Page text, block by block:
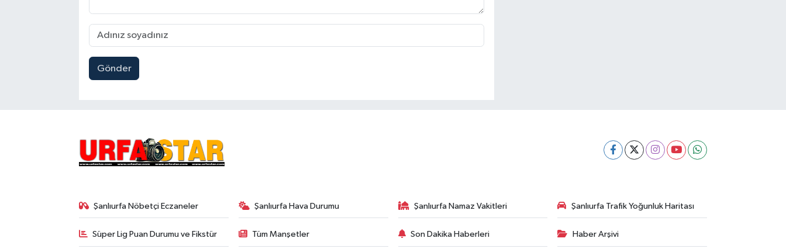
Gönder
Şanlıurfa Nöbetçi Eczaneler Şanlıurfa Hava Durumu Şanlıurfa Namaz Vakitleri Şanlıurfa Trafik Yoğunluk Haritası
Süper Lig Puan Durumu ve Fikstür Tüm Manşetler Son Dakika Haberleri Haber Arşivi